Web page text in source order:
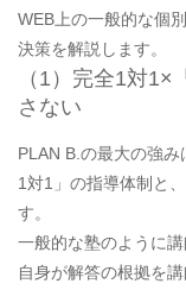
WEB上の一般的な個
決策を解説します。
（1）完全1対
さない
PLAN B.の最大の強
1対1」の指導体制と
す。
一般的な塾のように
自身が解答の根拠を